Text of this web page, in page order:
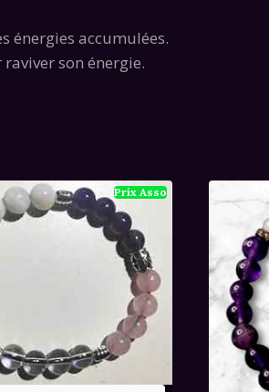
énergies accumulées.
son énergie.